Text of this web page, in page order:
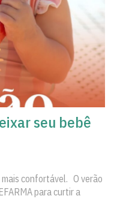
seu bebê
mais confortável. O verão
para curtir a